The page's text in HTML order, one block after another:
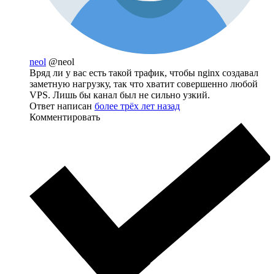
neol @neol
Вряд ли у вас есть такой трафик, чтобы nginx создавал
заметную нагрузку, так что хватит совершенно любой
VPS. Лишь бы канал был не сильно узкий.
Ответ написан более трёх лет назад
Комментировать